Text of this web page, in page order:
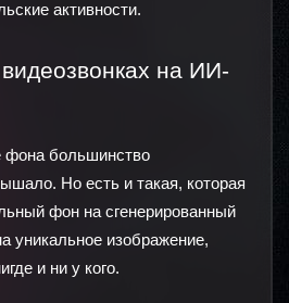
активности.
на ИИ-
фона большинство
Но есть и такая, которая
фон на сгенерированный
уникальное изображение,
и ни у кого.